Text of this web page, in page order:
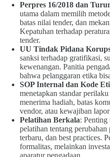
Perpres 16/2018 dan
utama dalam memilih
batas nilai tender, dan
Kepatuhan terhadap
tender.
UU Tindak Pidana
sanksi terhadap gratifikasi,
kewenangan. Panitia
bahwa pelanggaran etika
SOP Internal dan Kode
menetapkan standar
menerima hadiah, batas
vendor, atau kewajiban
Pelatihan Berkala: Penting
pelatihan tentang perubahan
terbaru, dan best practices.
formalitas, melainkan